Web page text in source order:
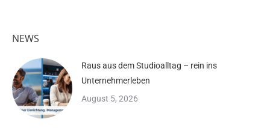
NEWS
Raus aus dem Studioalltag – rein ins
Unternehmerleben
August 5, 2026